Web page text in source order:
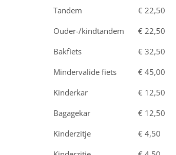
Tandem
€ 22,50
Ouder-/kindtandem
€ 22,50
Bakfiets
€ 32,50
Mindervalide fiets
€ 45,00
Kinderkar
€ 12,50
Bagagekar
€ 12,50
Kinderzitje
€ 4,50